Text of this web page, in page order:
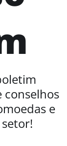
conselhos
e